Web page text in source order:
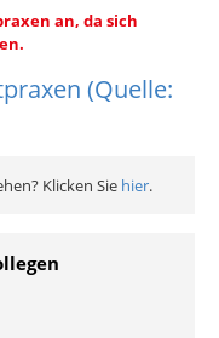
an, da sich
(Quelle:
Klicken Sie hier.